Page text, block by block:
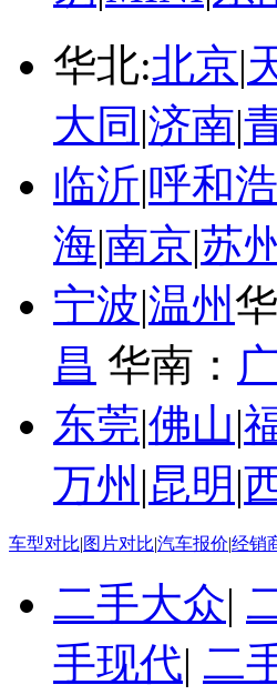
华北:北京|
大同 |济南|
临沂|呼和
海|南京|苏州
宁波|温州
昌 华南：
东莞|佛山|
万州 |昆明 |
车型对比|图片对比|汽车报价|经销
二手大众|
手现代| 二